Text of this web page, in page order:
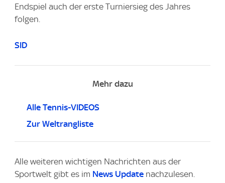
Endspiel auch der erste Turniersieg des Jahres
folgen.
SID
Mehr dazu
Alle Tennis-VIDEOS
Zur Weltrangliste
Alle weiteren wichtigen Nachrichten aus der
Sportwelt gibt es im News Update nachzulesen.